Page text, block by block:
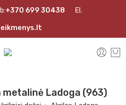
+370 699 30438 El.
Ladoga (963)